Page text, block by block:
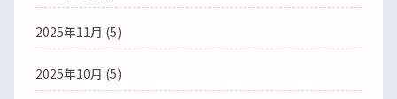
2025年11月 (5)
2025年10月 (5)